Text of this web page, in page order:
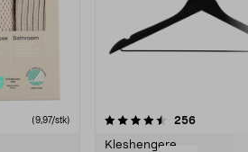
(9,97/stk) 256
Kleshengere
4.5av 5 stjerner